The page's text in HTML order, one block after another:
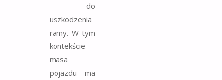
– do
uszkodzenia
ramy. W tym
kontekście
masa
pojazdu ma